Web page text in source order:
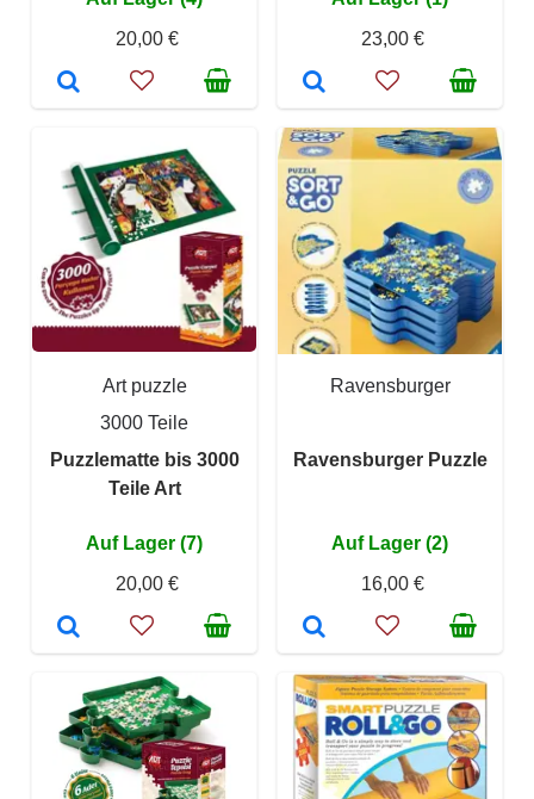
20,00 €
23,00 €
Art puzzle
3000 Teile
Puzzlematte bis 3000
Teile Art
Auf Lager (7)
20,00 €
Ravensburger
Ravensburger Puzzle
Auf Lager (2)
16,00 €